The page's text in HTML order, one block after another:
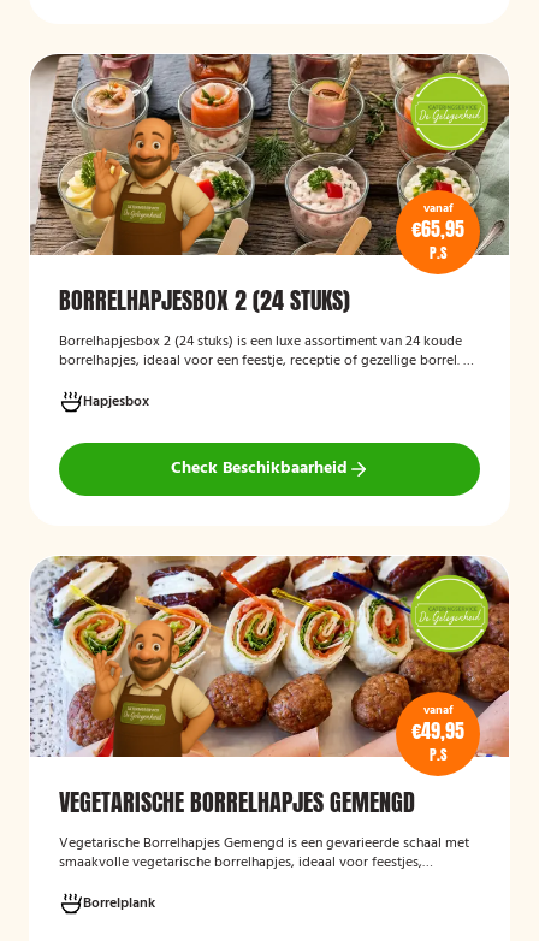
vanaf
€65,95
P.S
BORRELHAPJESBOX 2 (24 STUKS)
Borrelhapjesbox 2 (24 stuks) is een luxe assortiment van 24 koude
borrelhapjes, ideaal voor een feestje, receptie of gezellige borrel. De
klaar worden geleverd, zodat u uw gasten eenvoudig kunt trakteren
op een smaakvolle en feestelijke borrelervaring.
Hapjesbox
Check Beschikbaarheid
vanaf
€49,95
P.S
VEGETARISCHE BORRELHAPJES GEMENGD
Vegetarische Borrelhapjes Gemengd is een gevarieerde schaal met
smaakvolle vegetarische borrelhapjes, ideaal voor feestjes,
feestelijke mix van vegetarische lekkernijen die geschikt zijn voor
zowel vegetariërs als andere gasten.
Borrelplank